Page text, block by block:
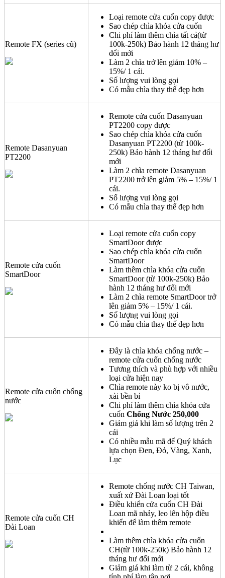
Remote FX (series cũ)
Loại remote cửa cuốn copy được
Sao chép chìa khóa cửa cuốn
Chi phí làm thêm chìa tất cả(từ
100k-250k) Bảo hành 12 tháng hư
đổi mới
Làm 2 chìa trở lên giảm 10% –
15%/ 1 cái.
Số lượng vui lòng gọi
Có mẫu chìa thay thế đẹp hơn
Remote Dasanyuan
PT2200
Remote cửa cuốn Dasanyuan
PT2200 copy được
Sao chép chìa khóa cửa cuốn
Dasanyuan PT2200 (từ 100k-
250k) Bảo hành 12 tháng hư đổi
mới
Làm 2 chìa remote Dasanyuan
PT2200 trở lên giảm 5% – 15%/ 1
cái.
Số lượng vui lòng gọi
Có mẫu chìa thay thế đẹp hơn
Remote cửa cuốn
SmartDoor
Loại remote cửa cuốn copy
SmartDoor được
Sao chép chìa khóa cửa cuốn
SmartDoor
Làm thêm chìa khóa cửa cuốn
SmartDoor (từ 100k-250k) Bảo
hành 12 tháng hư đổi mới
Làm 2 chìa remote SmartDoor trở
lên giảm 5% – 15%/ 1 cái.
Số lượng vui lòng gọi
Có mẫu chìa thay thế đẹp hơn
Remote cửa cuốn chống
nước
Đây là chìa khóa chống nước –
remote cửa cuốn chống nước
Tương thích và phù hợp với nhiều
loại cửa hiện nay
Chìa remote này ko bị vô nước,
xài bền bỉ
Chi phí làm thêm chìa khóa cửa
cuốn Chống Nước 250,000
Giảm giá khi làm số lượng trên 2
cái
Có nhiều mẫu mã để Quý khách
lựa chọn Đen, Đỏ, Vàng, Xanh,
Lục
Remote cửa cuốn CH
Đài Loan
Remote chống nước CH Taiwan,
xuất xứ Đài Loan loại tốt
Điều khiển cửa cuốn CH Đài
Loan mã nhảy, leo lên hộp điều
khiển để làm thêm remote
Làm thêm chìa khóa cửa cuốn
CH(từ 100k-250k) Bảo hành 12
tháng hư đổi mới
Giảm giá khi làm từ 2 cái, không